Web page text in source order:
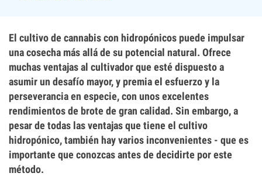
El cultivo de cannabis con hidropónicos puede impulsar
una cosecha más allá de su potencial natural. Ofrece
muchas ventajas al cultivador que esté dispuesto a
asumir un desafío mayor, y premia el esfuerzo y la
perseverancia en especie, con unos excelentes
rendimientos de brote de gran calidad. Sin embargo, a
pesar de todas las ventajas que tiene el cultivo
hidropónico, también hay varios inconvenientes - que es
importante que conozcas antes de decidirte por este
método.